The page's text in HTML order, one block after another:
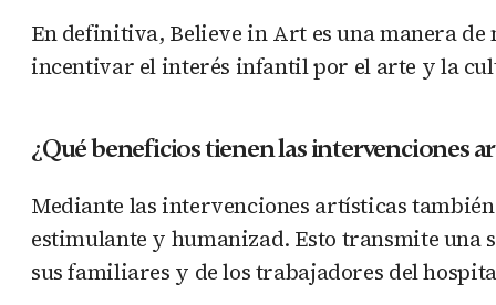
En definitiva, Believe in Art es una manera
incentivar el interés infantil por el arte y la
¿Qué beneficios tienen las intervenciones
Mediante las intervenciones artísticas
estimulante y humanizad. Esto transmite una
sus familiares y de los trabajadores del